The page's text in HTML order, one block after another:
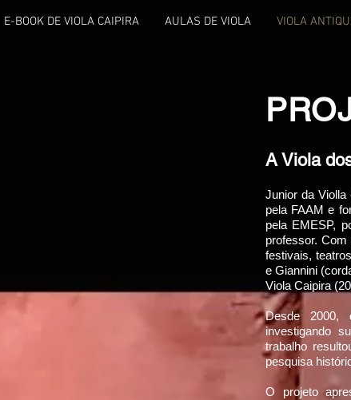
E-BOOK DE VIOLA CAIPIRA AULAS DE VIOLA VIOLA
​A Viola
Junior da
pela FAAM e
pela EMESP,
professor.
festivais,
e Giannini
Viola Caipira
Desde 2000,
investigando
trabalho
pesquisa
O projeto